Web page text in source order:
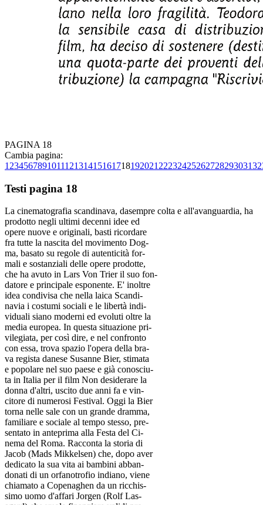
PAGINA 18
Cambia pagina:
1 23456789101112131415161718192021 2223242526272829303132
Testi pagina 18
La cinematografia scandinava, dasempre colta e all'avanguardia, ha
prodotto negli ultimi decenni idee ed
opere nuove e originali, basti ricordare
fra tutte la nascita del movimento Dog-
ma, basato su regole di autenticità for-
mali e sostanziali delle opere prodotte,
che ha avuto in Lars Von Trier il suo fon-
datore e principale esponente. E' inoltre
idea condivisa che nella laica Scandi-
navia i costumi sociali e le libertà indi-
viduali siano moderni ed evoluti oltre la
media europea. In questa situazione pri-
vilegiata, per così dire, e nel confronto
con essa, trova spazio l'opera della bra-
va regista danese Susanne Bier, stimata
e popolare nel suo paese e già conosciu-
ta in Italia per il film Non desiderare la
donna d'altri, uscito due anni fa e vin-
citore di numerosi Festival. Oggi la Bier
torna nelle sale con un grande dramma,
familiare e sociale al tempo stesso, pre-
sentato in anteprima alla Festa del Ci-
nema del Roma. Racconta la storia di
Jacob (Mads Mikkelsen) che, dopo aver
dedicato la sua vita ai bambini abban-
donati di un orfanotrofio indiano, viene
chiamato a Copenaghen da un ricchis-
simo uomo d'affari Jorgen (Rolf Las-